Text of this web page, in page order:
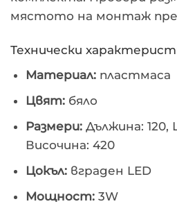
мястото на монтаж
Технически
Материал: пластмаса
Цвят: бяло
Размери: Дължина: 120,
Височина: 420
Цокъл: вграден LED
Мощност: 3W